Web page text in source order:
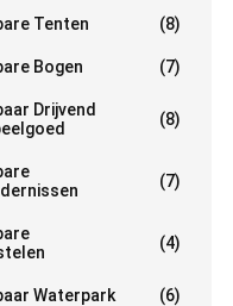
Tenten (8)
Bogen (7)
Drijvend
(8)
(7)
(4)
Waterpark (6)